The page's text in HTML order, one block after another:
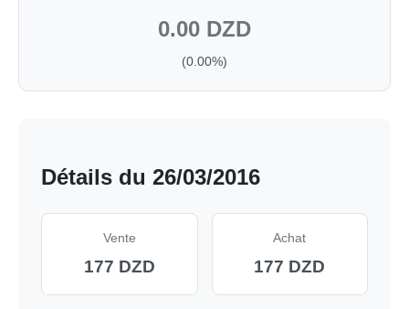
0.00 DZD
(0.00%)
Détails du 26/03/2016
Vente
177 DZD
Achat
177 DZD